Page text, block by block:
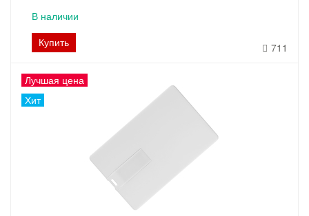
В наличии
Купить
711
Лучшая цена
Хит